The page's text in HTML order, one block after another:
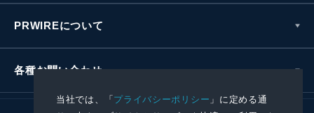
当社では、「プライバシーポリシー 」に定める通
PRWIREについて
各種お問い合わせ